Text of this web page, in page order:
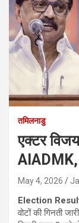
तमिलनाडु
एक्टर
May 4, 2026
Election
वोटों की गिनती